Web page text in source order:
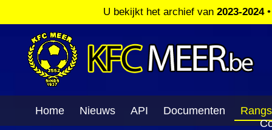
U bekijkt het archief van 2023-2024
Home Nieuws API Documenten